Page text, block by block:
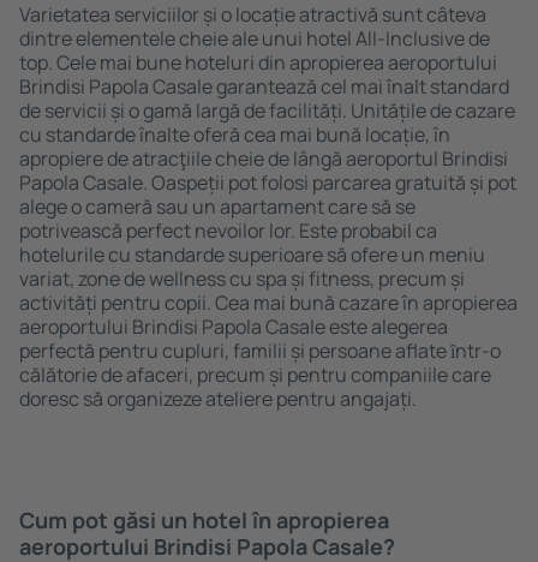
Varietatea serviciilor și o locație atractivă sunt câteva
dintre elementele cheie ale unui hotel All-Inclusive de
top. Cele mai bune hoteluri din apropierea aeroportului
Brindisi Papola Casale garantează cel mai înalt standard
de servicii și o gamă largă de facilități. Unitățile de cazare
cu standarde înalte oferă cea mai bună locație, în
apropiere de atracţiile cheie de lângă aeroportul Brindisi
Papola Casale. Oaspeții pot folosi parcarea gratuită și pot
alege o cameră sau un apartament care să se
potrivească perfect nevoilor lor. Este probabil ca
hotelurile cu standarde superioare să ofere un meniu
variat, zone de wellness cu spa și fitness, precum și
activități pentru copii. Cea mai bună cazare în apropierea
aeroportului Brindisi Papola Casale este alegerea
perfectă pentru cupluri, familii și persoane aflate ȋntr-o
călătorie de afaceri, precum și pentru companiile care
doresc să organizeze ateliere pentru angajați.
Cum pot găsi un hotel în apropierea
aeroportului Brindisi Papola Casale?